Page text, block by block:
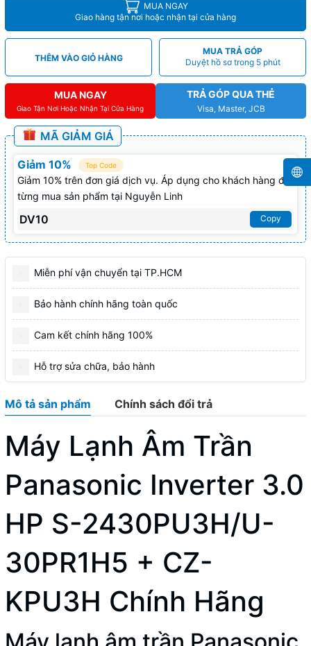
MUA NGAY
Giao hàng tận nơi hoặc nhận tại cửa hàng
THÊM VÀO GIỎ HÀNG
MUA TRẢ GÓP
Duyệt hồ sơ trong 5 phút
MUA NGAY
Giao Tận Nơi Hoặc Nhận Tại Cửa Hàng
TRẢ GÓP QUA THẺ
Visa, Master, JCB
MÃ GIẢM GIÁ
Giảm 10% Top Code
Giảm 10% trên đơn giá dịch vụ. Áp dụng cho khách hàng đã
từng mua sản phẩm tại Nguyễn Linh
DV10 Copy
Miễn phí vận chuyển tại TP.HCM
Bảo hành chính hãng toàn quốc
Cam kết chính hãng 100%
Hỗ trợ sửa chữa, bảo hành
Mô tả sản phẩm Chính sách đổi trả
Máy Lạnh Âm Trần
Panasonic Inverter 3.0
HP S-2430PU3H/U-
30PR1H5 + CZ-
KPU3H Chính Hãng